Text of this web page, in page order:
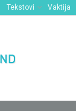
Tekstovi Vaktija